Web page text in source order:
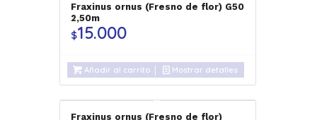
Fraxinus ornus (Fresno de flor) G50
2,50m
$15.000
Añadir al carrito Mostrar detalles
Fraxinus ornus (Fresno de flor)